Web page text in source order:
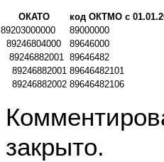
ОКАТО
код ОКТМО с
89203000000
89000000
89246804000
89646000
89246882001 89646482
89246882001 89646482101
89246882002 89646482106
закрыто.